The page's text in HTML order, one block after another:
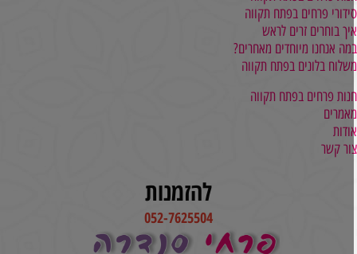
פרחים בפתח תקווה
בוחרים זרים לראש
אנחנו מיוחדים מאחרים?
בלונים בפתח תקווה
פרחים בפתח תקווה
קשר
להזמנות
052-7625504